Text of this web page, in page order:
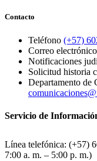
Contacto
Teléfono (+57)
Correo electrónico
Notificaciones
Solicitud historia
Departamento de
Servicio de
Línea telefónica: (+57)
7:00 a. m. – 5:00 p. m.)